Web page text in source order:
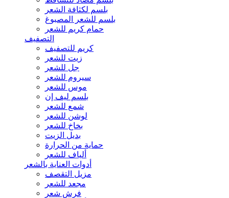
بلسم لكثافة الشعر
بلسم للشعر المصبوغ
حمام كريم للشعر
التصفيف
كريم للتصفيف
زيت للشعر
جل للشعر
سيروم للشعر
موس للشعر
بلسم ليف إن
شمع للشعر
لوشن للشعر
بخاخ للشعر
بديل الزيت
حماية من الحرارة
ألياف للشعر
أدوات العناية بالشعر
مزيل التقصف
مجعد للشعر
فرش شعر